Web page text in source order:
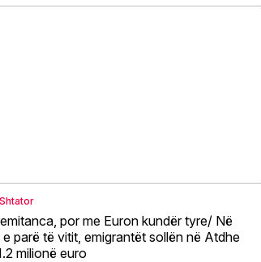
Shtator
por me Euron kundër tyre/ Në
parë të vitit, emigrantët sollën në Atdhe
milionë euro